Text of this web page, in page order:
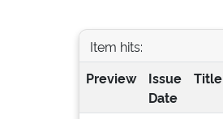
Item hits:
Preview
Issue
Date
Title